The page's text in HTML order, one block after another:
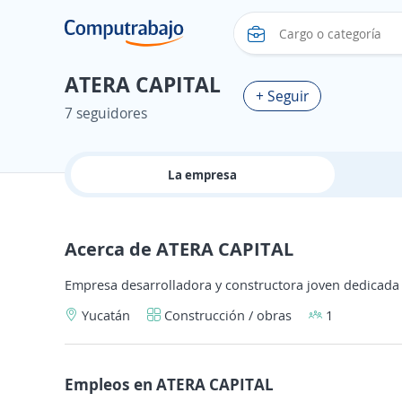
ATERA CAPITAL
7 seguidores
+ Seguir
La empresa
Acerca de ATERA CAPITAL
Empresa desarrolladora y constructora joven
Yucatán
Construcción / obras 1
Empleos en ATERA CAPITAL